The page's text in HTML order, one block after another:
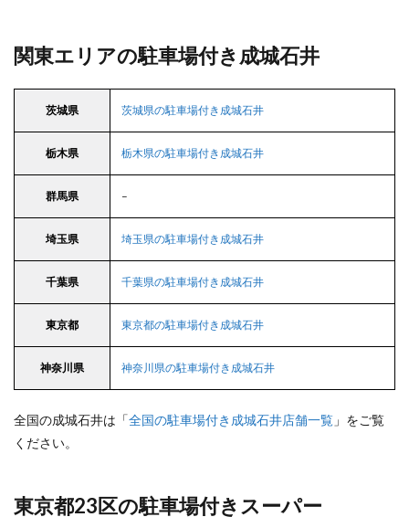
関東エリアの駐車場付き成城石井
茨城県 茨城県の駐車場付き成城石井
栃木県 栃木県の駐車場付き成城石井
群馬県 –
埼玉県 埼玉県の駐車場付き成城石井
千葉県 千葉県の駐車場付き成城石井
東京都 東京都の駐車場付き成城石井
神奈川県 神奈川県の駐車場付き成城石井
全国の成城石井は「全国の駐車場付き成城石井店舗一覧 」をご覧
ください。
東京都23区の駐車場付きスーパー